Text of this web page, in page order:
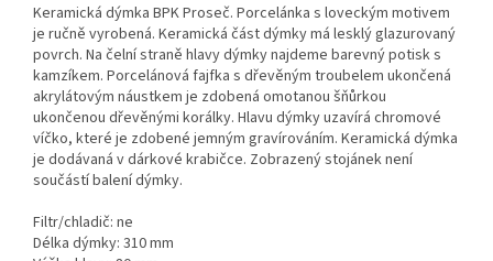
Keramická dýmka BPK Proseč. Porcelánka s loveckým motivem
je ručně vyrobená. Keramická část dýmky má lesklý glazurovaný
povrch. Na čelní straně hlavy dýmky najdeme barevný potisk s
kamzíkem. Porcelánová fajfka s dřevěným troubelem ukončená
akrylátovým náustkem je zdobená omotanou šňůrkou
ukončenou dřevěnými korálky. Hlavu dýmky uzavírá chromové
víčko, které je zdobené jemným gravírováním. Keramická dýmka
je dodávaná v dárkové krabičce. Zobrazený stojánek není
součástí balení dýmky.
Filtr/chladič: ne
Délka dýmky: 310 mm